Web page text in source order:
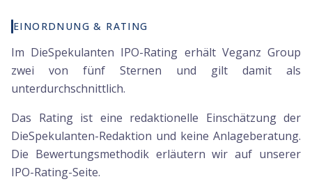
EINORDNUNG & RATING
Im DieSpekulanten IPO-Rating erhält Veganz Group
zwei von fünf Sternen und gilt damit als
unterdurchschnittlich.
Das Rating ist eine redaktionelle Einschätzung der
DieSpekulanten-Redaktion und keine Anlageberatung.
Die Bewertungsmethodik erläutern wir auf unserer
IPO-Rating-Seite.